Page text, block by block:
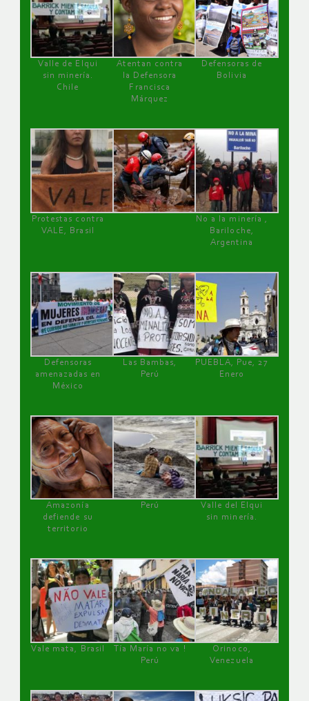
Valle de Elqui
sin minería.
Chile
Atentan contra
la Defensora
Francisca
Márquez
Defensoras de
Bolivia
Protestas contra
VALE, Brasil
No a la minería ,
Bariloche,
Argentina
Defensoras
amenazadas en
México
Las Bambas,
Perú
PUEBLA, Pue, 27
Enero
Amazonía
defiende su
territorio
Perú
Valle del Elqui
sin minería.
Vale mata, Brasil
Tía María no va !
Perú
Orinoco,
Venezuela